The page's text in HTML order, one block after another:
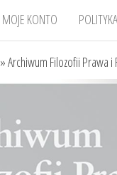
MOJE KONTO
»Archiwum Filozofii Prawa